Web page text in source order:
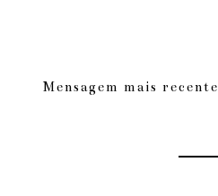
Mensagem mais recente